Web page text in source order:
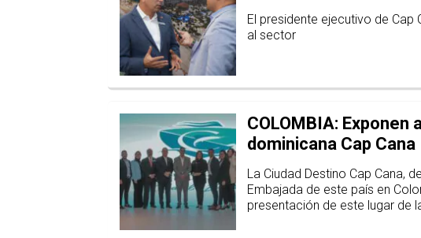
El presidente ejecutivo de
al sector
COLOMBIA: Exponen
dominicana Cap Cana
La Ciudad Destino Cap Cana,
Embajada de este país en
presentación de este lugar de